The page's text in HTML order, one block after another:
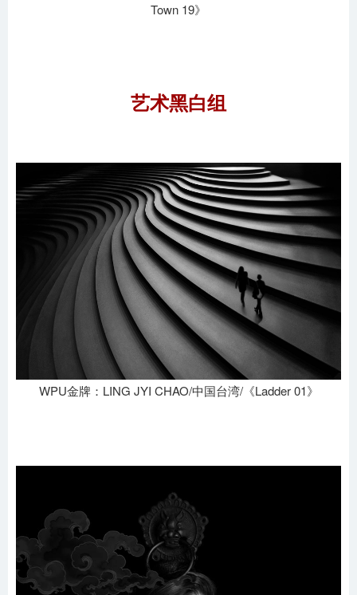
Town 19》
艺术黑白组
WPU金牌：LING JYI CHAO/中国台湾/《Ladder 01》